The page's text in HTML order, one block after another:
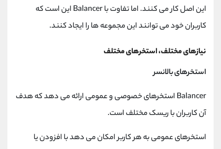
این اصل کار می کنند. اما تفاوت با Balancer این است که
کاربران خود می توانند این مجموعه ها را ایجاد کنند.
نیازهای مختلف، استخرهای مختلف
استخرهای بالانسر
Balancer استخرهای خصوصی و عمومی ارائه می دهد که هدف
آن کاربران با ریسک مختلف است.
استخرهای عمومی به هر کاربر امکان می دهد با افزودن یا